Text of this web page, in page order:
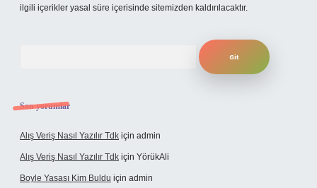
ilgili içerikler yasal süre içerisinde sitemizden kaldırılacaktır.
Son yorumlar
Alış Veriş Nasıl Yazılır Tdk için admin
Alış Veriş Nasıl Yazılır Tdk için YörükAli
Boyle Yasası Kim Buldu için admin